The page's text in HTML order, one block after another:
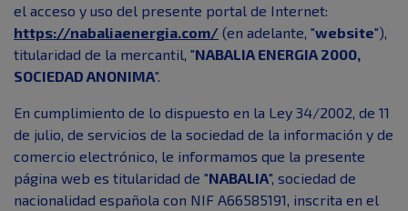
el acceso y uso del presente portal de Internet:
https://nabaliaenergia.com/ (en adelante, "website"),
titularidad de la mercantil, "NABALIA ENERGIA 2000,
SOCIEDAD ANONIMA".
En cumplimiento de lo dispuesto en la Ley 34/2002, de 11
de julio, de servicios de la sociedad de la información y de
comercio electrónico, le informamos que la presente
página web es titularidad de "NABALIA", sociedad de
nacionalidad española con NIF A66585191, inscrita en el